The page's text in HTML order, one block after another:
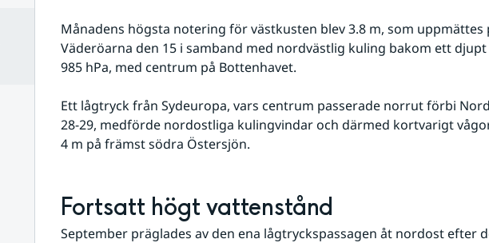
Månadens högsta notering för västkusten blev 3.8 m, som uppmättes
Väderöarna den 15 i samband med nordvästlig kuling bakom ett
985 hPa, med centrum på Bottenhavet.
Ett lågtryck från Sydeuropa, vars centrum passerade norrut förbi
28-29, medförde nordostliga kulingvindar och därmed kortvarigt
4 m på främst södra Östersjön.
Fortsatt högt vattenstånd
September präglades av den ena lågtryckspassagen åt nordost efter